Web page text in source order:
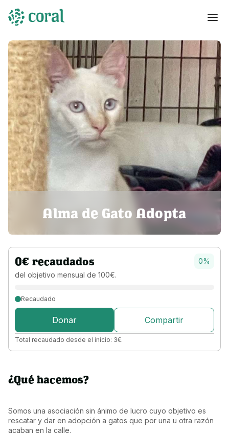
Alma de Gato Adopta
0€ recaudados
del objetivo mensual de 100€.
0%
Recaudado
Donar Compartir
Total recaudado desde el inicio: 3€.
¿Qué hacemos?
Somos una asociación sin ánimo de lucro cuyo objetivo es
rescatar y dar en adopción a gatos que por una u otra razón
acaban en la calle.